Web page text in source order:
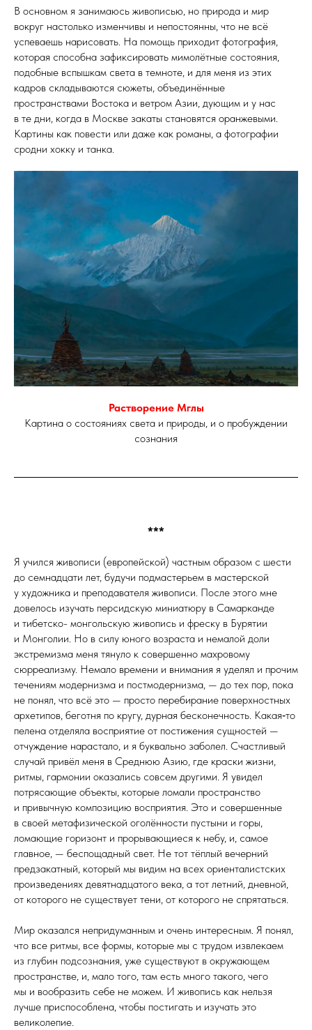
В основном я занимаюсь живописью, но природа и мир
вокруг настолько изменчивы и непостоянны, что не всё
успеваешь нарисовать. На помощь приходит фотография,
которая способна зафиксировать мимолётные состояния,
подобные вспышкам света в темноте, и для меня из этих
кадров складываются сюжеты, объединённые
пространствами Востока и ветром Азии, дующим и у нас
в те дни, когда в Москве закаты становятся оранжевыми.
Картины как повести или даже как романы, а фотографии
сродни хокку и танка.
Растворение Мглы
Картина о состояниях света и природы, и о пробуждении
сознания
***
Я учился живописи (европейской) частным образом с шести
до семнадцати лет, будучи подмастерьем в мастерской
у художника и преподавателя живописи. После этого мне
довелось изучать персидскую миниатюру в Самарканде
и тибетско- монгольскую живопись и фреску в Бурятии
и Монголии. Но в силу юного возраста и немалой доли
экстремизма меня тянуло к совершенно махровому
сюрреализму. Немало времени и внимания я уделял и прочим
течениям модернизма и постмодернизма, — до тех пор, пока
не понял, что всё это — просто перебирание поверхностных
архетипов, беготня по кругу, дурная бесконечность. Какая‑то
пелена отделяла восприятие от постижения сущностей —
отчуждение нарастало, и я буквально заболел. Счастливый
случай привёл меня в Среднюю Азию, где краски жизни,
ритмы, гармонии оказались совсем другими. Я увидел
потрясающие объекты, которые ломали пространство
и привычную композицию восприятия. Это и совершенные
в своей метафизической оголённости пустыни и горы,
ломающие горизонт и прорывающиеся к небу, и, самое
главное, — беспощадный свет. Не тот тёплый вечерний
предзакатный, который мы видим на всех ориенталистских
произведениях девятнадцатого века, а тот летний, дневной,
от которого не существует тени, от которого не спрятаться.
Мир оказался непридуманным и очень интересным. Я понял,
что все ритмы, все формы, которые мы с трудом извлекаем
из глубин подсознания, уже существуют в окружающем
пространстве, и, мало того, там есть много такого, чего
мы и вообразить себе не можем. И живопись как нельзя
лучше приспособлена, чтобы постигать и изучать это
великолепие.